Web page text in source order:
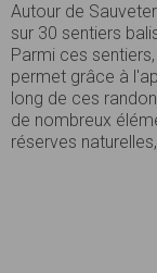
Autour de
sur 30 sentiers
Parmi ces
permet grâce à
long de ces
de nombreux
réserves